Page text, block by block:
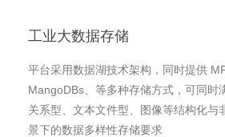
工业大数据存储
平台采用数据湖技术架构，同时提供
MangoDBs、等多种存储方式，可同时
关系型、文本文件型、图像等结构化与
景下的数据多样性存储要求